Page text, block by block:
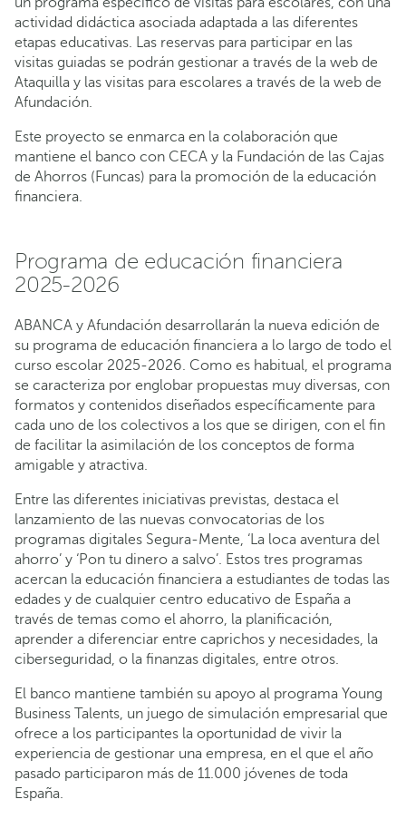
actividad didáctica asociada adaptada a las diferentes
etapas educativas. Las reservas para participar en las
visitas guiadas se podrán gestionar a través de la web de
Ataquilla y las visitas para escolares a través de la web de
Afundación.
Este proyecto se enmarca en la colaboración que
mantiene el banco con CECA y la Fundación de las Cajas
de Ahorros (Funcas) para la promoción de la educación
financiera.
Programa de educación financiera
2025-2026
ABANCA y Afundación desarrollarán la nueva edición de
su programa de educación financiera a lo largo de todo el
curso escolar 2025-2026. Como es habitual, el programa
se caracteriza por englobar propuestas muy diversas, con
formatos y contenidos diseñados específicamente para
cada uno de los colectivos a los que se dirigen, con el fin
de facilitar la asimilación de los conceptos de forma
amigable y atractiva.
Entre las diferentes iniciativas previstas, destaca el
lanzamiento de las nuevas convocatorias de los
programas digitales Segura-Mente, ‘La loca aventura del
ahorro’ y ‘Pon tu dinero a salvo’. Estos tres programas
acercan la educación financiera a estudiantes de todas las
edades y de cualquier centro educativo de España a
través de temas como el ahorro, la planificación,
aprender a diferenciar entre caprichos y necesidades, la
ciberseguridad, o la finanzas digitales, entre otros.
El banco mantiene también su apoyo al programa Young
Business Talents, un juego de simulación empresarial que
ofrece a los participantes la oportunidad de vivir la
experiencia de gestionar una empresa, en el que el año
pasado participaron más de 11.000 jóvenes de toda
España.